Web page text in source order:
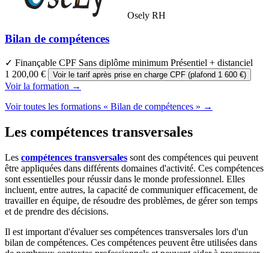
Osely RH
Bilan de compétences
✓ Finançable CPF Sans diplôme minimum Présentiel + distanciel
1 200,00 €
Voir le tarif après prise en charge CPF (plafond 1 600 €)
Voir la formation →
Voir toutes les formations « Bilan de compétences » →
Les compétences transversales
Les compétences transversales sont des compétences qui peuvent
être appliquées dans différents domaines d'activité. Ces compétences
sont essentielles pour réussir dans le monde professionnel. Elles
incluent, entre autres, la capacité de communiquer efficacement, de
travailler en équipe, de résoudre des problèmes, de gérer son temps
et de prendre des décisions.
Il est important d'évaluer ses compétences transversales lors d'un
bilan de compétences. Ces compétences peuvent être utilisées dans